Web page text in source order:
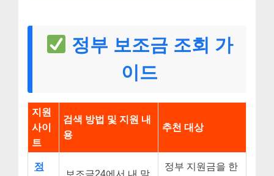
정부 보조금 조회 가
이드
지원
사이
트
검색 방법 및 지원 내
용
추천 대상
정
보조금24에서 내 맞
정부 지원금을 한